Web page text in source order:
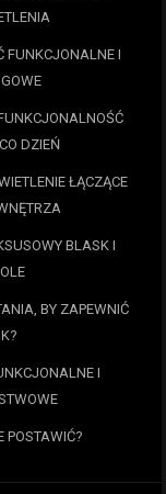
FUNKCJONALNE I
DZIEŃ
ŁĄCZĄCE
BLASK I
BY ZAPEWNIĆ
I
POSTAWIĆ?